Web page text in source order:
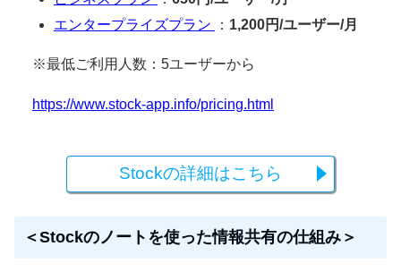
エンタープライズプラン
： 1,200円/ユーザー/月
※最低ご利用人数：5ユーザーから
https://www.stock-app.info/pricing.html
Stockの詳細はこちら
＜Stockのノートを使った情報共有の仕組み＞